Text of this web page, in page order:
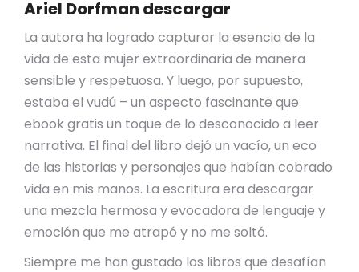
Ariel Dorfman descargar
La autora ha logrado capturar la esencia de la
vida de esta mujer extraordinaria de manera
sensible y respetuosa. Y luego, por supuesto,
estaba el vudú – un aspecto fascinante que
ebook gratis un toque de lo desconocido a leer
narrativa. El final del libro dejó un vacío, un eco
de las historias y personajes que habían cobrado
vida en mis manos. La escritura era descargar
una mezcla hermosa y evocadora de lenguaje y
emoción que me atrapó y no me soltó.
Siempre me han gustado los libros que desafían